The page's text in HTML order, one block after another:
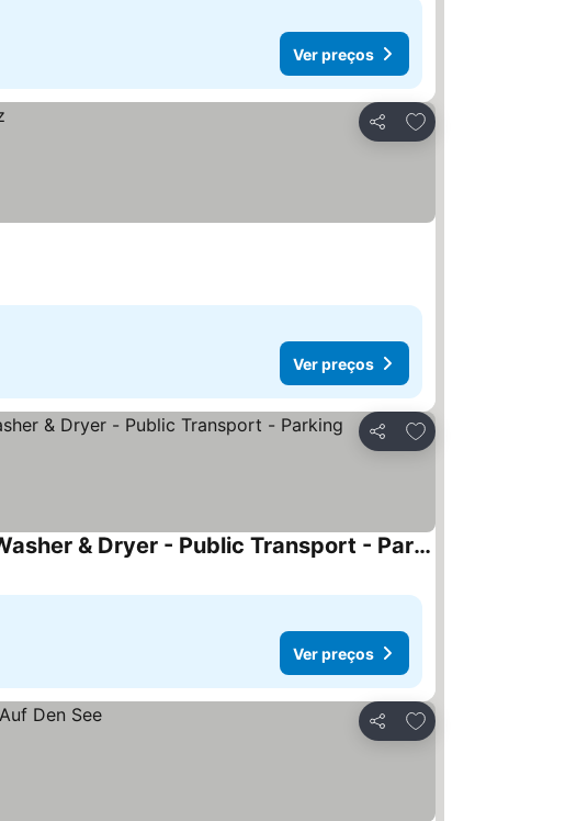
Ver preços
Partilhar
Adicionar aos favoritos
Ver preços
Partilhar
Adicionar aos favoritos
COMFORT HOMES - Premium Apartments - 15' Lucerne - Washer & Dryer - Public Transport - Parking
Ver preços
Partilhar
Adicionar aos favoritos